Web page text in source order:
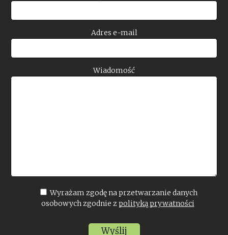
Adres e-mail
Wiadomość
Wyrażam zgodę na przetwarzanie danych
osobowych zgodnie z polityką prywatności